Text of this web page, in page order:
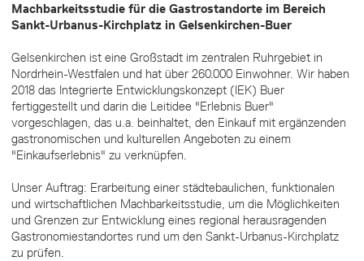
Machbarkeitsstudie für die Gastrostandorte im Bereich
Sankt-Urbanus-Kirchplatz in Gelsenkirchen-Buer
Gelsenkirchen ist eine Großstadt im zentralen Ruhrgebiet in
Nordrhein-Westfalen und hat über 260.000 Einwohner. Wir haben
2018 das Integrierte Entwicklungskonzept (IEK) Buer
fertiggestellt und darin die Leitidee "Erlebnis Buer"
vorgeschlagen, das u.a. beinhaltet, den Einkauf mit ergänzenden
gastronomischen und kulturellen Angeboten zu einem
"Einkaufserlebnis" zu verknüpfen.
Unser Auftrag: Erarbeitung einer städtebaulichen, funktionalen
und wirtschaftlichen Machbarkeitsstudie, um die Möglichkeiten
und Grenzen zur Entwicklung eines regional herausragenden
Gastronomiestandortes rund um den Sankt-Urbanus-Kirchplatz
zu prüfen.